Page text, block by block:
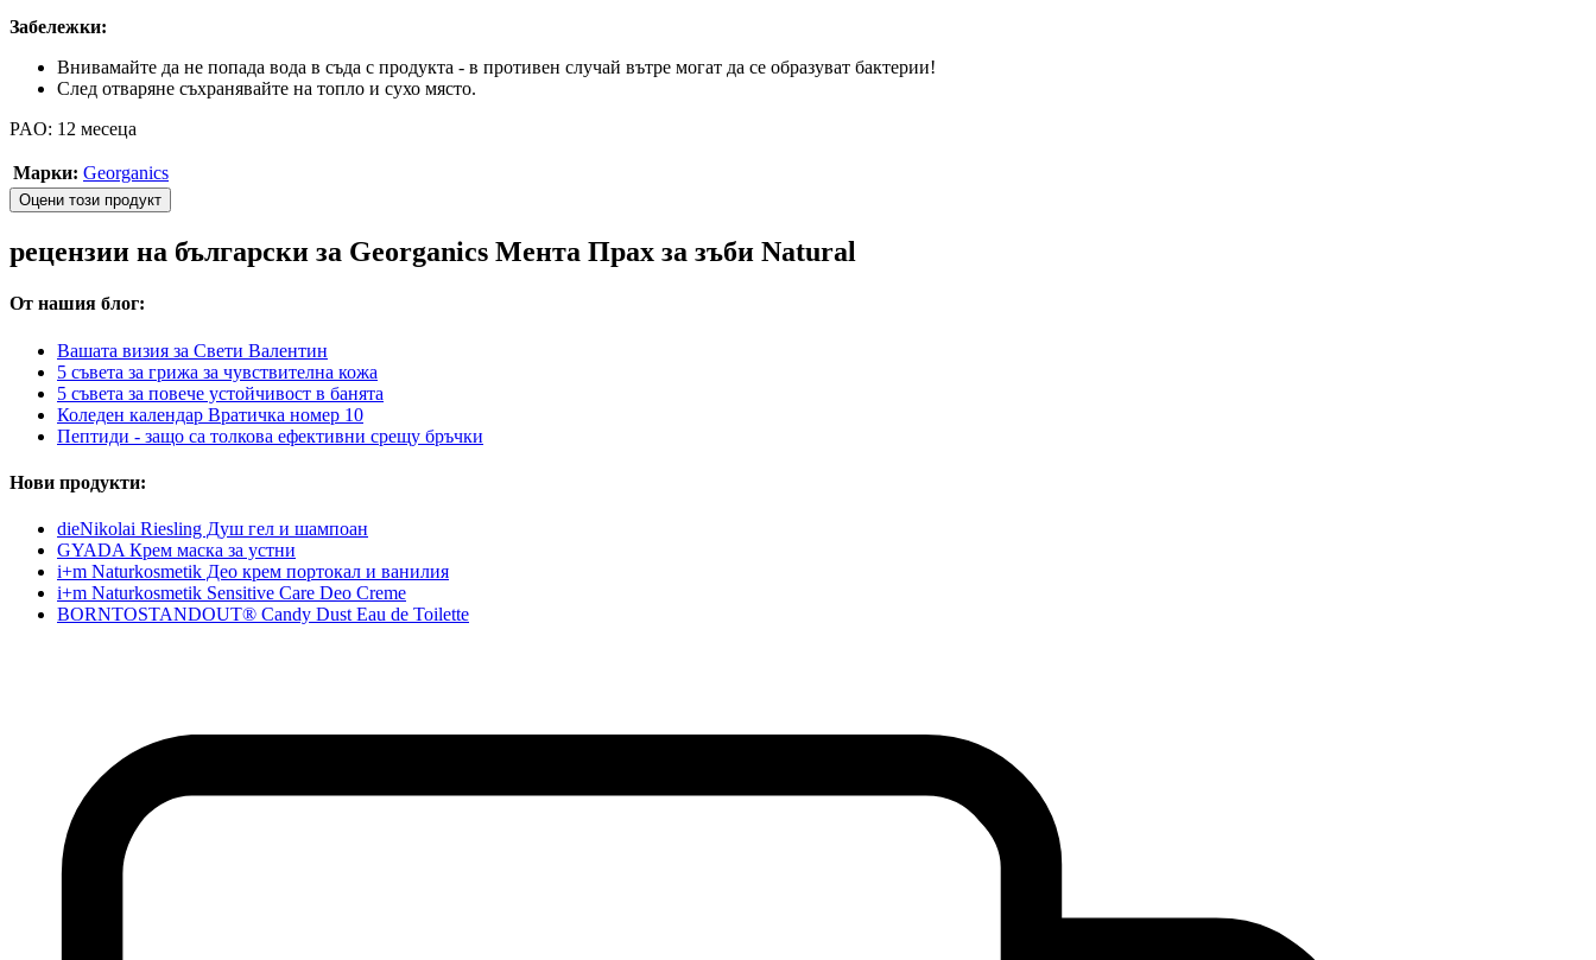
Забележки:
Внивамайте да не попада вода в съда с продукта - в противен случай вътре могат да се образуват бактерии!
След отваряне съхранявайте на топло и сухо място.
PAO: 12 месеца
Марки: Georganics
Оцени този продукт
рецензии на български за Georganics Мента Прах за зъби Natural
От нашия блог:
Вашата визия за Свети Валентин
5 съвета за грижа за чувствителна кожа
5 съвета за повече устойчивост в банята
Коледен календар Вратичка номер 10
Пептиди - защо са толкова ефективни срещу бръчки
Нови продукти:
dieNikolai Riesling Душ гел и шампоан
GYADA Крем маска за устни
i+m Naturkosmetik Део крем портокал и ванилия
i+m Naturkosmetik Sensitive Care Deo Creme
BORNTOSTANDOUT® Candy Dust Eau de Toilette